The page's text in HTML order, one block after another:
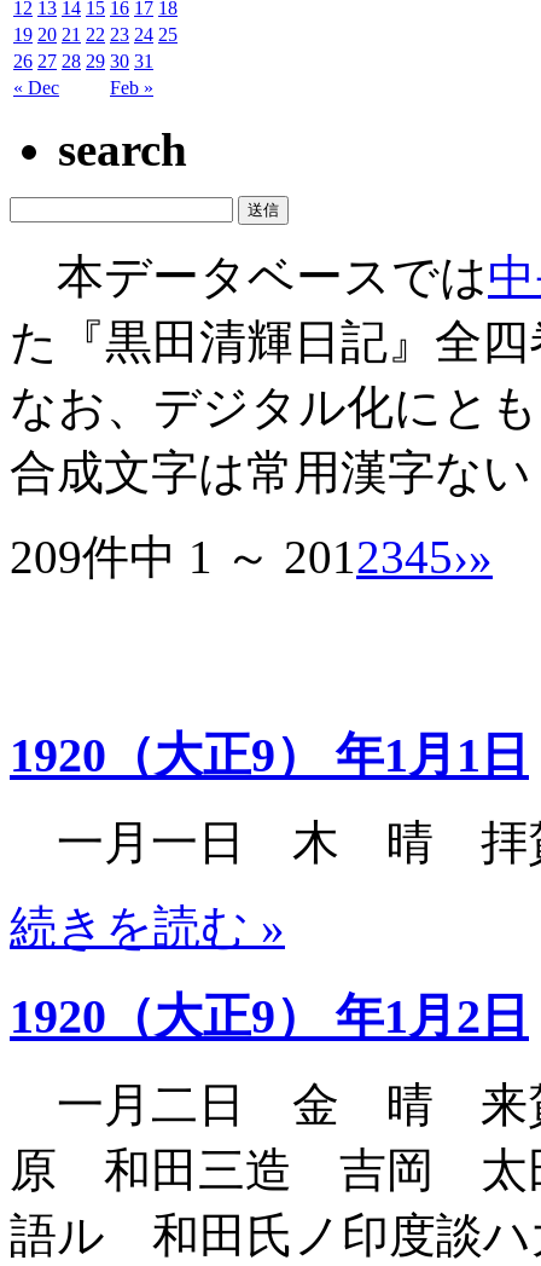
« Dec Feb »
12 13 14 15 16 17 18
19 20 21 22 23 24 25
26 27 28 29 30 31
search
本データベースでは
た『黒田清輝日記』全
なお、デジタル化にと
合成文字は常用漢字な
209件中 1 ～ 2012345›»
1920（大正9） 年1月1日
一月一日 木 晴 拝賀
続きを読む »
1920（大正9） 年1月2日
一月二日 金 晴 来
原 和田三造 吉岡 太
語ル 和田氏ノ印度談ハ